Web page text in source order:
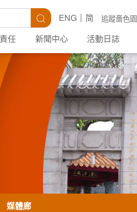
搜尋 追蹤嗇色園
ENG
简
任 新聞中心 活動日誌
媒體廊